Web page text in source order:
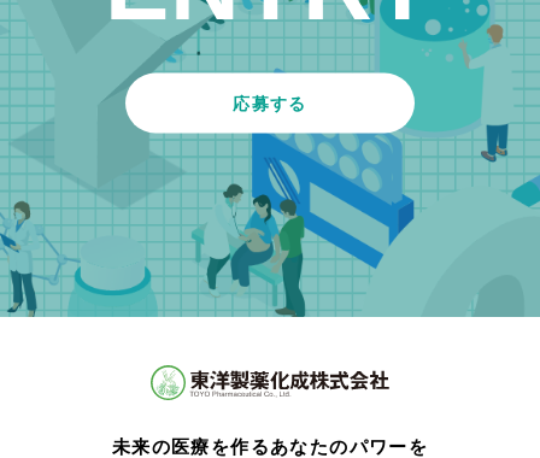
応募する
未来の医療を作るあなたのパワーを